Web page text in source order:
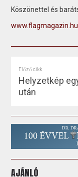
Köszönettel és
www.flagmagazin.hu
Előző cikk
Helyzetkép
után
AJÁNLÓ